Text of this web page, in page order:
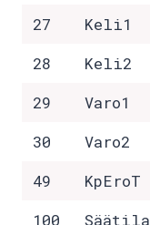
27
Keli1
28
Keli2
29
Varo1
30
Varo2
49
KpEroT
100
Säätila